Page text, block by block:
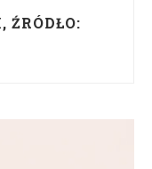
ŹRÓDŁO: